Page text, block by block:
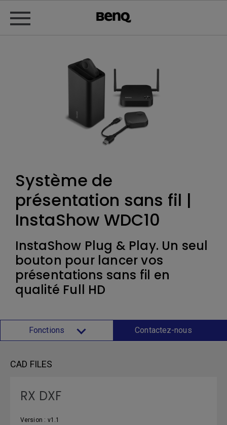
Système de
présentation sans fil |
InstaShow WDC10
InstaShow Plug & Play. Un seul
bouton pour lancer vos
présentations sans fil en
qualité Full HD
Fonctions Contactez-nous
CAD FILES
RX DXF
Version : v1.1